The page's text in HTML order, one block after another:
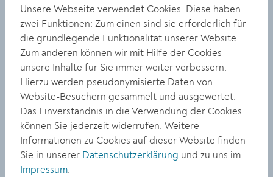
Ein weiterer Programmpunkt war die Kunstmeile Krems.
Dort wurde der Bundespolitiker von Geschäftsführerin
Julia Flunger-Schulz sowie den künstlerischen
Direktor:innen Gerda Ridler (Landesgalerie
Niederösterreich), Florian Steininger (Kunsthalle
Krems) und Gottfried Gusenbauer (Karikaturmuseum)
empfangen. Gemeinsam besuchten sie das
Karikaturmuseum und die Kunsthalle Krems. Dabei
wurden aktuelle Ausstellungen sowie das
kulturvermittelnde Konzept der Kunstmeile
vorgestellt.
Unsere Webseite verwendet Cookies. Diese haben
zwei Funktionen: Zum einen sind sie erforderlich für
die grundlegende Funktionalität unserer Website.
Zum anderen können wir mit Hilfe der Cookies
unsere Inhalte für Sie immer weiter verbessern.
Hierzu werden pseudonymisierte Daten von
Website-Besuchern gesammelt und ausgewertet.
Das Einverständnis in die Verwendung der Cookies
können Sie jederzeit widerrufen. Weitere
Informationen zu Cookies auf dieser Website finden
Sie in unserer Datenschutzerklärung und zu uns im
Impressum.